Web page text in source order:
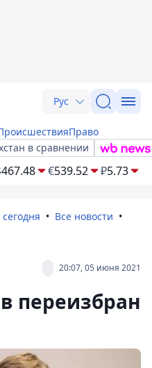
Рус
Право
в сравнении
467.48 €539.52 ₽5.73
Все новости
20:07, 05 июня 2021
переизбран